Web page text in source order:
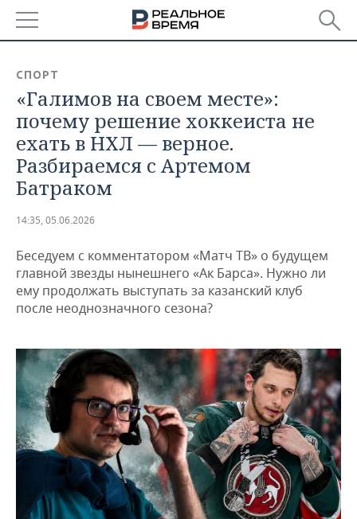
БАШКОРТОСТАН
ТАТАРСТАН
УДМУРТИЯ
НОВОСТИ
АНАЛИТИКА
НОВОСТИ АНАЛИТИКИ
ДЕКЛАРАЦИИ О ДОХОДАХ
ВУЗЫ ТАТАРСТАНА
КОМУ ПРИНАДЛЕЖАТ
ЭКОНОМИКА
НОВОСТИ ЭКОНОМИКИ
БАНКИ
БЮДЖЕТ
ИНВЕСТИЦИИ
ПРОМЫШЛЕННОСТЬ
ПРОМЫШЛЕННОСТИ
АГРОПРОМ
НЕФТЕХИМИЯ
НЕФТЬ
ОПК
ЭНЕРГЕТИКА
НОВОСТИ НЕДВИЖИМОСТИ
АВТО
НОВОСТИ АВТО
БИЗНЕС
НОВОСТИ БИЗНЕСА
РОЗНИЧНАЯ ТОРГОВЛЯ
ТРАНСПОРТ
УСЛУГИ
ТЕХНОЛОГИИ
НОВОСТИ ТЕХНОЛОГИЙ
IT
МЕДИА
ТЕЛЕКОММУНИКАЦИИ
МЕРОПРИЯТИЯ
НОВОСТИ МЕРОПРИЯТИЙ
ВЫЕЗДНАЯ РЕДАКЦИЯ
БИЗНЕС-БРАНЧИ
СПОРТ
НОВОСТИ СПОРТА
ФУТБОЛ
ОБЩЕСТВО
НОВОСТИ ОБЩЕСТВА
ФОТОГАЛЕРЕЯ
СПОРТ
«Галимов на своем месте»:
почему решение хоккеиста не
ехать в НХЛ — верное.
Разбираемся с Артемом
Батраком
14:35, 05.06.2026
Беседуем с комментатором «Матч ТВ» о будущем
главной звезды нынешнего «Ак Барса». Нужно ли
ему продолжать выступать за казанский клуб
после неоднозначного сезона?